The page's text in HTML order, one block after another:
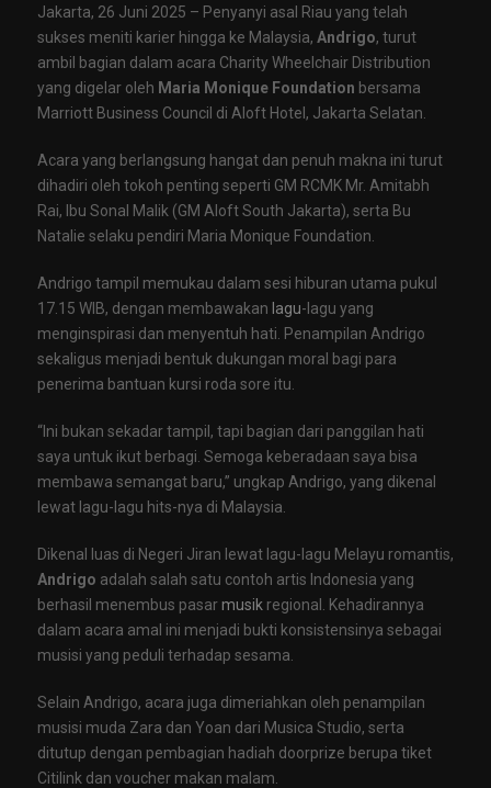
Jakarta, 26 Juni 2025 – Penyanyi asal Riau yang telah
sukses meniti karier hingga ke Malaysia, Andrigo, turut
ambil bagian dalam acara Charity Wheelchair Distribution
yang digelar oleh Maria Monique Foundation bersama
Marriott Business Council di Aloft Hotel, Jakarta Selatan.
Acara yang berlangsung hangat dan penuh makna ini turut
dihadiri oleh tokoh penting seperti GM RCMK Mr. Amitabh
Rai, Ibu Sonal Malik (GM Aloft South Jakarta), serta Bu
Natalie selaku pendiri Maria Monique Foundation.
Andrigo tampil memukau dalam sesi hiburan utama pukul
17.15 WIB, dengan membawakan lagu-lagu yang
menginspirasi dan menyentuh hati. Penampilan Andrigo
sekaligus menjadi bentuk dukungan moral bagi para
penerima bantuan kursi roda sore itu.
“Ini bukan sekadar tampil, tapi bagian dari panggilan hati
saya untuk ikut berbagi. Semoga keberadaan saya bisa
membawa semangat baru,” ungkap Andrigo, yang dikenal
lewat lagu-lagu hits-nya di Malaysia.
Dikenal luas di Negeri Jiran lewat lagu-lagu Melayu romantis,
Andrigo adalah salah satu contoh artis Indonesia yang
berhasil menembus pasarmusik regional. Kehadirannya
dalam acara amal ini menjadi bukti konsistensinya sebagai
musisi yang peduli terhadap sesama.
Selain Andrigo, acara juga dimeriahkan oleh penampilan
musisi muda Zara dan Yoan dari Musica Studio, serta
ditutup dengan pembagian hadiah doorprize berupa tiket
Citilink dan voucher makan malam.